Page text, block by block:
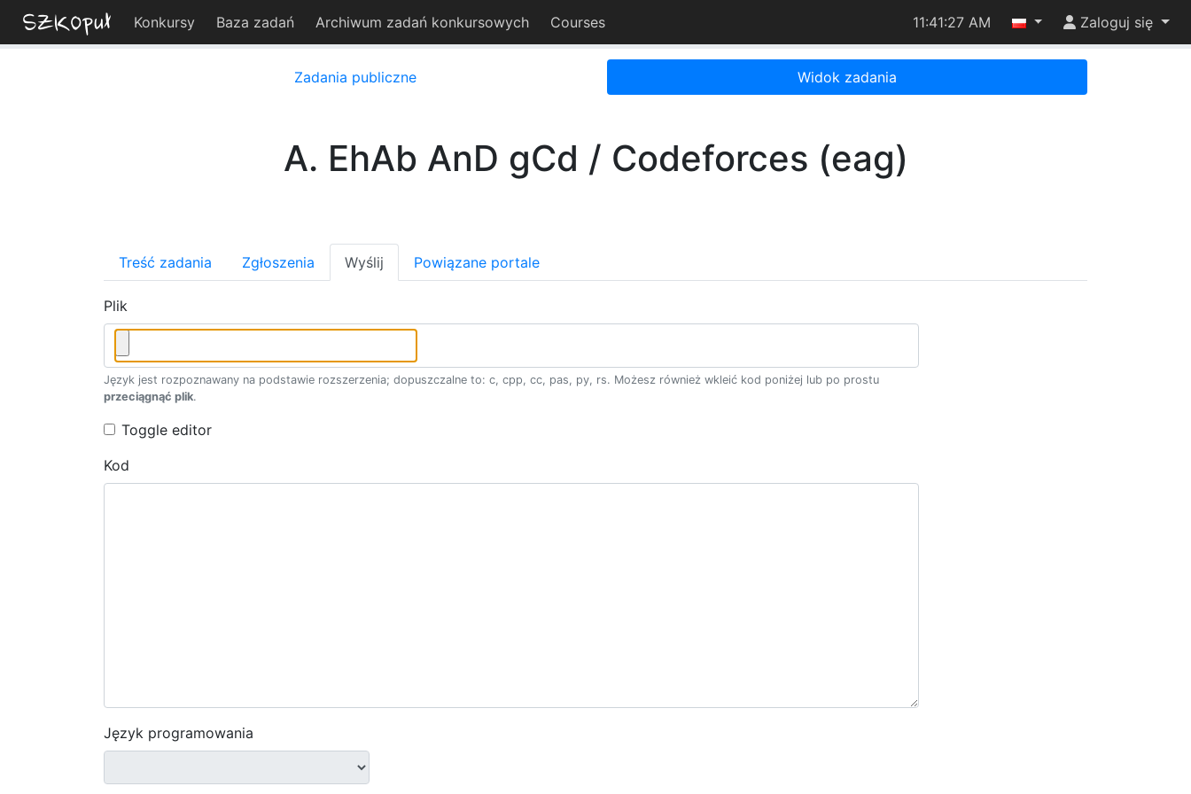
Konkursy Baza zadań Archiwum zadań konkursowych Courses 11:41:27 AM Zaloguj się
Zadania publiczne Widok zadania
A. EhAb AnD gCd / Codeforces (eag)
Treść zadania Zgłoszenia Wyślij Powiązane portale
Plik
Język jest rozpoznawany na podstawie rozszerzenia; dopuszczalne to: c, cpp, cc, pas, py, rs. Możesz również wkleić kod poniżej lub po prostu
przeciągnąć plik.
Toggle editor
Kod
Język programowania